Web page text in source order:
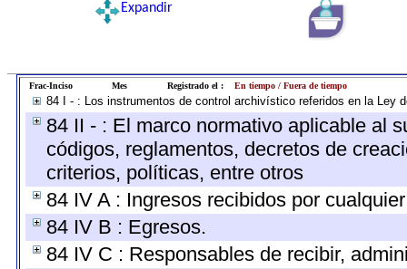
Expandir
Frac-Inciso Mes Registrado el : En tiempo / Fuera de tiempo
84 I - : Los instrumentos de control archivístico referidos en la Ley
84 II - : El marco normativo aplicable al
códigos, reglamentos, decretos de
criterios, políticas, entre otros
84 IV A : Ingresos recibidos por
84 IV B : Egresos.
84 IV C : Responsables de recibir,